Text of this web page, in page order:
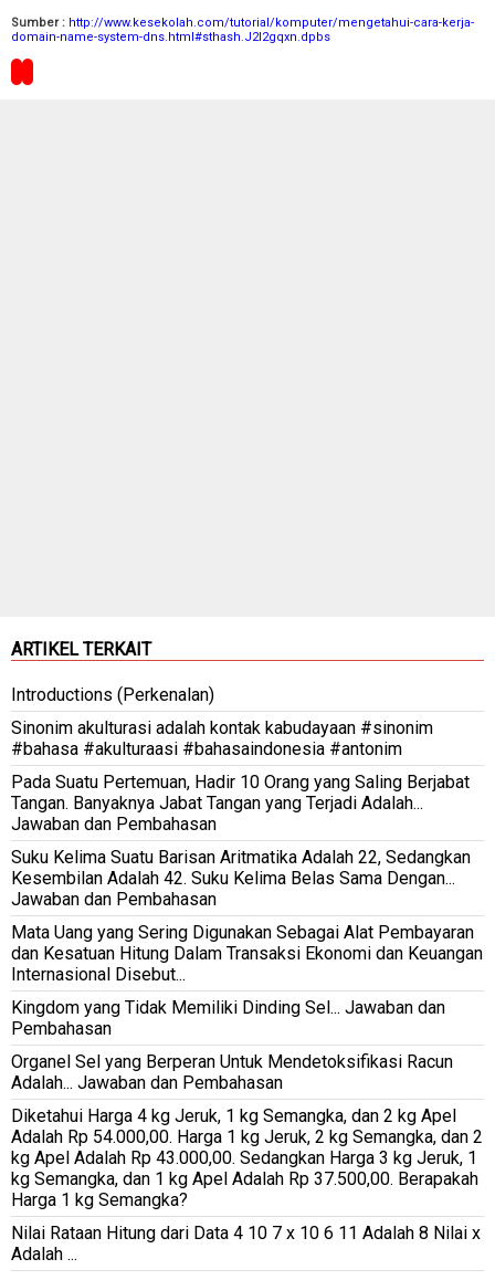
Sumber : http://www.kesekolah.com/tutorial/komputer/mengetahui-cara-kerja-
domain-name-system-dns.html#sthash.J2l2gqxn.dpbs
ARTIKEL TERKAIT
Introductions (Perkenalan)
Sinonim akulturasi adalah kontak kabudayaan #sinonim
#bahasa #akulturaasi #bahasaindonesia #antonim
Pada Suatu Pertemuan, Hadir 10 Orang yang Saling Berjabat
Tangan. Banyaknya Jabat Tangan yang Terjadi Adalah...
Jawaban dan Pembahasan
Suku Kelima Suatu Barisan Aritmatika Adalah 22, Sedangkan
Kesembilan Adalah 42. Suku Kelima Belas Sama Dengan...
Jawaban dan Pembahasan
Mata Uang yang Sering Digunakan Sebagai Alat Pembayaran
dan Kesatuan Hitung Dalam Transaksi Ekonomi dan Keuangan
Internasional Disebut...
Kingdom yang Tidak Memiliki Dinding Sel... Jawaban dan
Pembahasan
Organel Sel yang Berperan Untuk Mendetoksifikasi Racun
Adalah... Jawaban dan Pembahasan
Diketahui Harga 4 kg Jeruk, 1 kg Semangka, dan 2 kg Apel
Adalah Rp 54.000,00. Harga 1 kg Jeruk, 2 kg Semangka, dan 2
kg Apel Adalah Rp 43.000,00. Sedangkan Harga 3 kg Jeruk, 1
kg Semangka, dan 1 kg Apel Adalah Rp 37.500,00. Berapakah
Harga 1 kg Semangka?
Nilai Rataan Hitung dari Data 4 10 7 x 10 6 11 Adalah 8 Nilai x
Adalah ...